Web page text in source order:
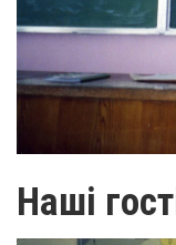
Наші